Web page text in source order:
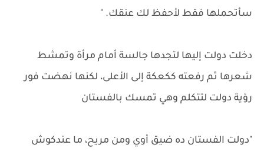
سأتحملها فقط لأحفظ لك عنقك. "
دخلت دولت إليها لتجدها جالسة أمام مرأة وتمشط
شعرها ثم رفعته ككعكة إلى الأعلى، لكنها نهضت فور
رؤية دولت لتتكلم وهي تمسك بالفستان
"دولت الفستان ده ضيق أوي ومن مريح، ما عندكوش